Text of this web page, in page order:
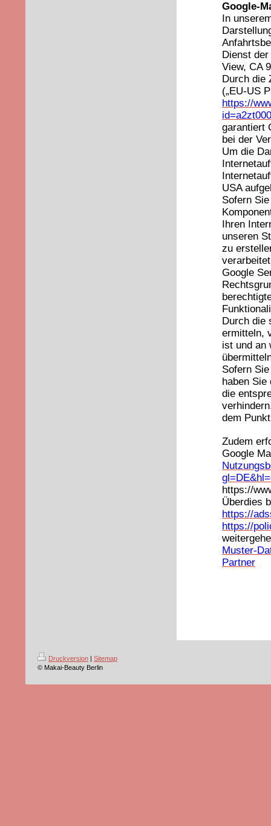
Google-
In
Dienst
View, CA
Durch die
(„EU-US
https://
garantiert
bei der
Um die
USA
Sofern
Ihren
unseren
zu
Google
Durch die
ermitteln,
ist und an
Sofern
haben
die
dem
Zudem
Google
https://
Überdies
https://
https://
Muster-
Partner
Druckversion | Sitemap
© Makai-Beauty Berlin